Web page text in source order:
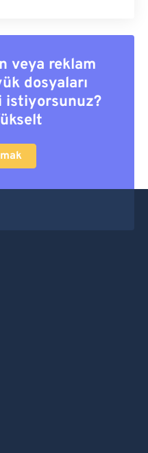
veya reklam
dosyaları
istiyorsunuz?